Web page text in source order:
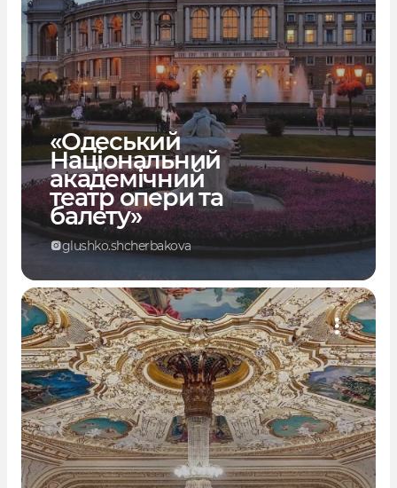
«Одеський
Національний
академічний
театр опери та
балету»
glushko.shcherbakova